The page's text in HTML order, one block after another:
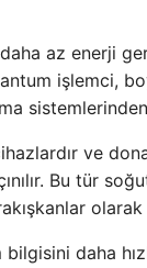
az enerji
işlemci,
ve
Bu tür
olarak
daha